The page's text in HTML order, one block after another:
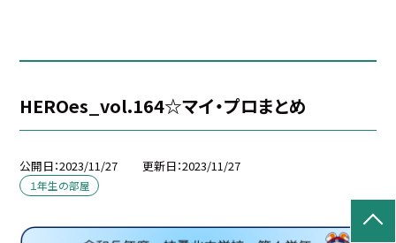
HEROes_vol.164☆マイ・プロまとめ
公開日 2023/11/27 更新日 2023/11/27
１年生の部屋